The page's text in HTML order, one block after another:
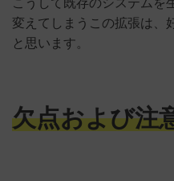
変えてしまうこの拡張は、
と思います。
欠点および注